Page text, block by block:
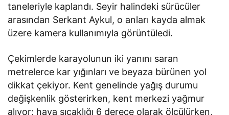
taneleriyle kaplandı. Seyir halindeki sürücüler
arasından Serkant Aykul, o anları kayda almak
üzere kamera kullanımıyla görüntüledi.
Çekimlerde karayolunun iki yanını saran
metrelerce kar yığınları ve beyaza bürünen yol
dikkat çekiyor. Kent genelinde yağış durumu
değişkenlik gösterirken, kent merkezi yağmur
alıyor; hava sıcaklığı 6 derece olarak ölçülürken,